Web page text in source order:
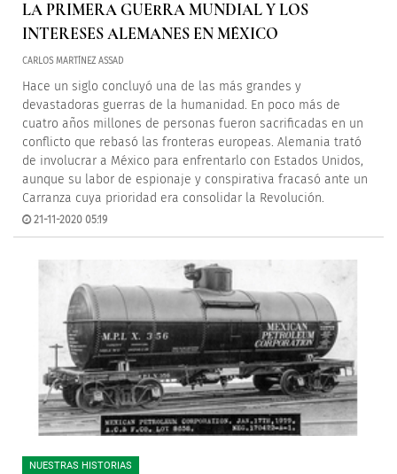
LA PRIMERA GUERRA MUNDIAL Y LOS
INTERESES ALEMANES EN MÉXICO
CARLOS MARTÍNEZ ASSAD
Hace un siglo concluyó una de las más grandes y
devastadoras guerras de la humanidad. En poco más de
cuatro años millones de personas fueron sacrificadas en un
conflicto que rebasó las fronteras europeas. Alemania trató
de involucrar a México para enfrentarlo con Estados Unidos,
aunque su labor de espionaje y conspirativa fracasó ante un
Carranza cuya prioridad era consolidar la Revolución.
21-11-2020 05:19
NUESTRAS HISTORIAS